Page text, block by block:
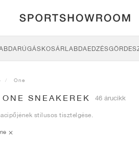
KOSÁRLABDAEDZÉS
One
SNEAKEREK 46 árucikk
stílusos tisztelgése.